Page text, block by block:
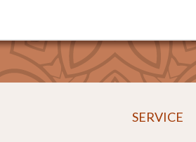
SERVICE